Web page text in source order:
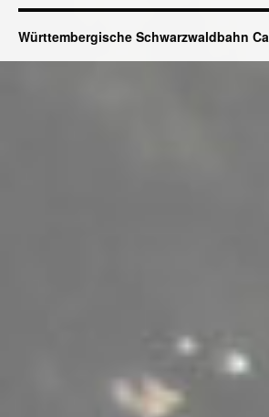
Württembergische Schwarzwaldbahn